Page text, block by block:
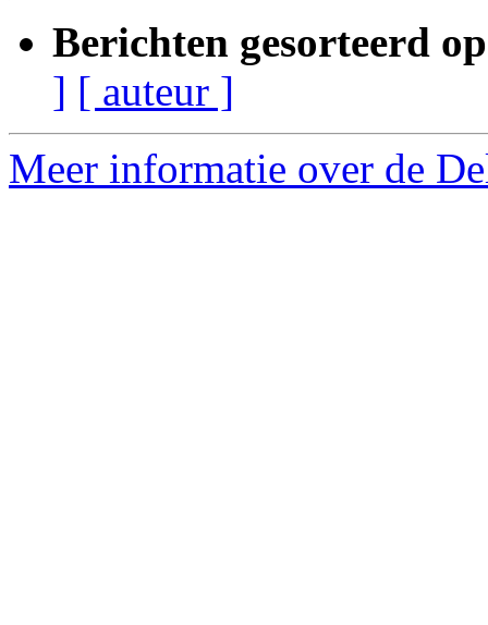
Berichten gesorteerd
] [ auteur ]
Meer informatie over de